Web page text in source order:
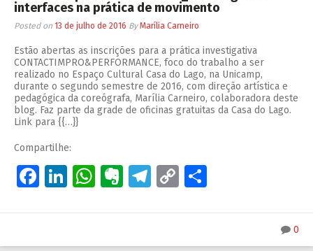
interfaces na prática de movimento
Posted on 13 de julho de 2016 ByMarília Carneiro
Estão abertas as inscrições para a prática investigativa
CONTACTIMPRO&PERFORMANCE, foco do trabalho a ser
realizado no Espaço Cultural Casa do Lago, na Unicamp,
durante o segundo semestre de 2016, com direção artística e
pedagógica da coreógrafa, Marília Carneiro, colaboradora deste
blog. Faz parte da grade de oficinas gratuitas da Casa do Lago.
Link para {{…}}
Compartilhe:
Facebook
LinkedIn
WhatsApp
Evernote
Telegram
Copy
0